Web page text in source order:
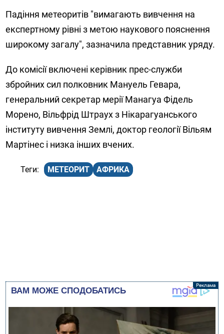
Падіння метеоритів "вимагають вивчення на
експертному рівні з метою наукового пояснення
широкому загалу", зазначила представник уряду.
До комісії включені керівник прес-служби
збройних сил полковник Мануель Гевара,
генеральний секретар мерії Манагуа Фідель
Морено, Вільфрід Штраух з Нікарагуанського
інституту вивчення Землі, доктор геології Вільям
Мартінес і низка інших вчених.
МЕТЕОРИТ АФРИКА